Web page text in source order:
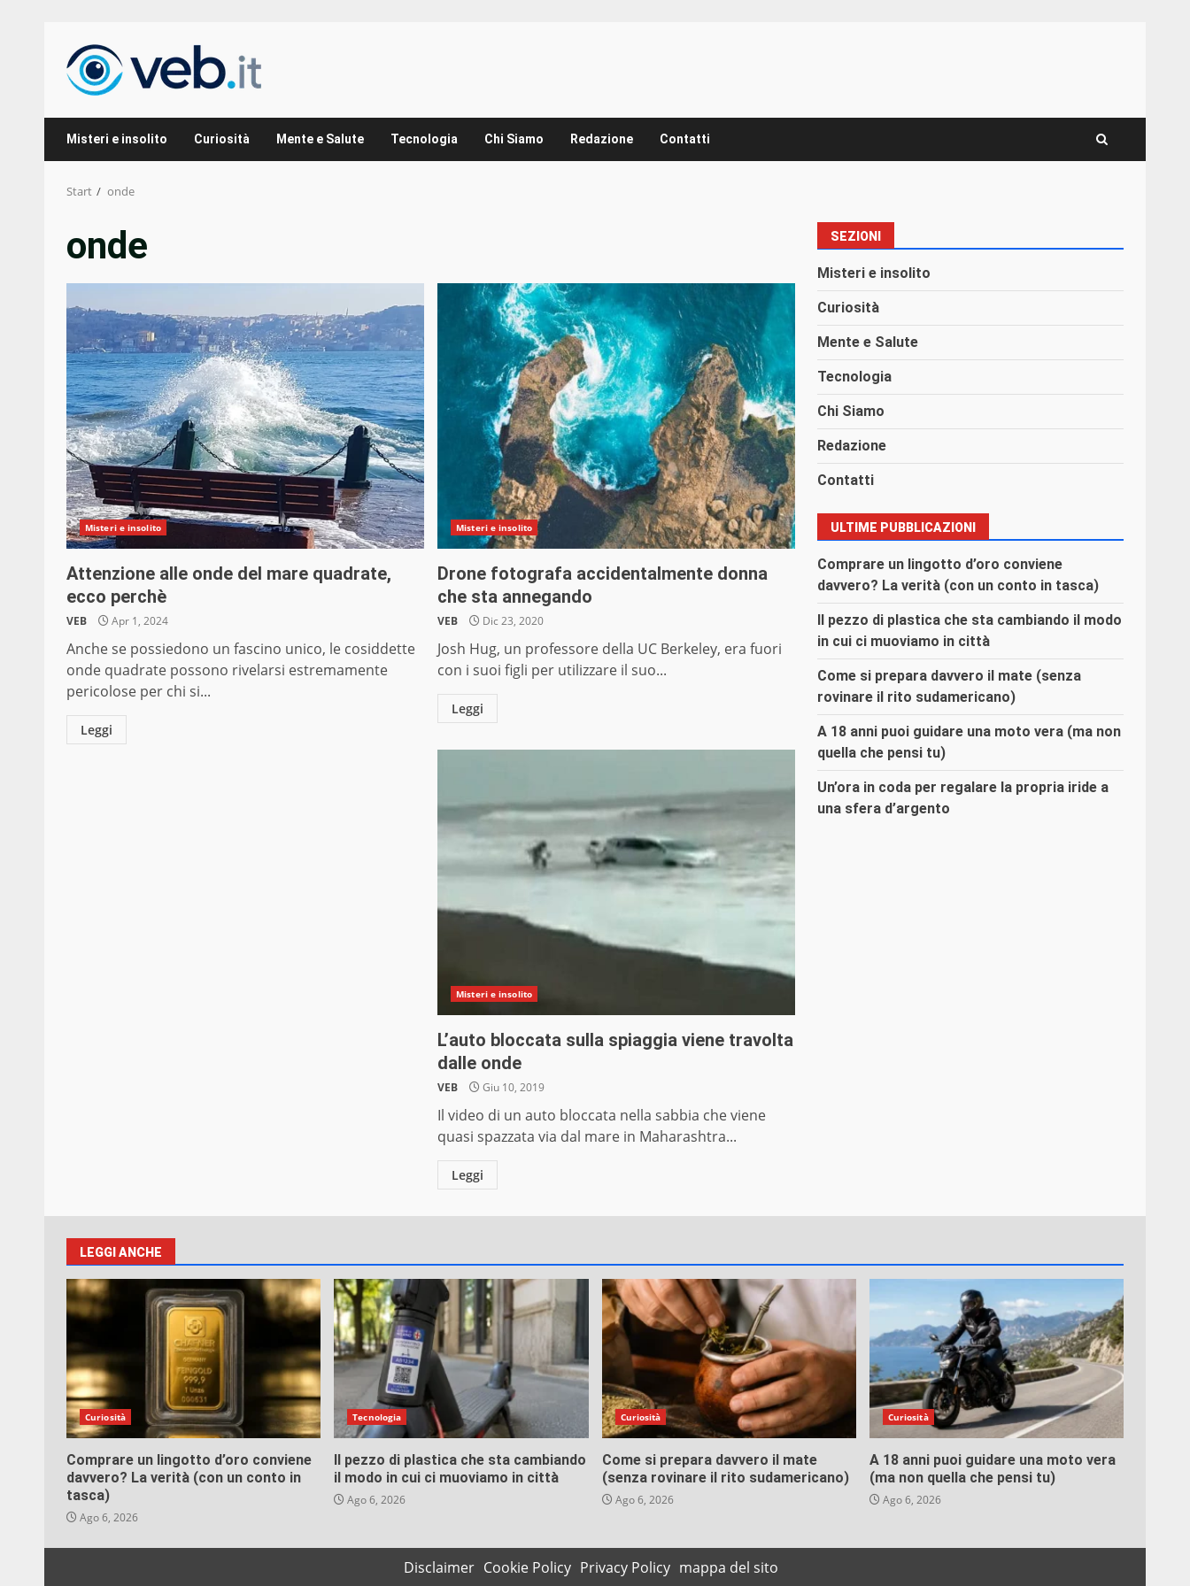
Inhalt
springen
Misteri e insolito Curiosità Mente e Salute Tecnologia Chi Siamo Redazione Contatti
Start onde
onde
Misteri e insolito
Attenzione alle onde del mare quadrate,
ecco perchè
VEB Apr 1, 2024
Anche se possiedono un fascino unico, le cosiddette
onde quadrate possono rivelarsi estremamente
pericolose per chi si...
Leggi
Misteri e insolito
Drone fotografa accidentalmente donna
che sta annegando
VEB Dic 23, 2020
Josh Hug, un professore della UC Berkeley, era fuori
con i suoi figli per utilizzare il suo...
Leggi
Misteri e insolito
L’auto bloccata sulla spiaggia viene travolta
dalle onde
VEB Giu 10, 2019
Il video di un auto bloccata nella sabbia che viene
quasi spazzata via dal mare in Maharashtra...
Leggi
SEZIONI
Misteri e insolito
Curiosità
Mente e Salute
Tecnologia
Chi Siamo
Redazione
Contatti
ULTIME PUBBLICAZIONI
Comprare un lingotto d’oro conviene
davvero? La verità (con un conto in tasca)
Il pezzo di plastica che sta cambiando il modo
in cui ci muoviamo in città
Come si prepara davvero il mate (senza
rovinare il rito sudamericano)
A 18 anni puoi guidare una moto vera (ma non
quella che pensi tu)
Un’ora in coda per regalare la propria iride a
una sfera d’argento
LEGGI ANCHE
Curiosità
Comprare un lingotto d’oro conviene
davvero? La verità (con un conto in
tasca)
Ago 6, 2026
Tecnologia
Il pezzo di plastica che sta cambiando
il modo in cui ci muoviamo in città
Ago 6, 2026
Curiosità
Come si prepara davvero il mate
(senza rovinare il rito sudamericano)
Ago 6, 2026
Curiosità
A 18 anni puoi guidare una moto vera
(ma non quella che pensi tu)
Ago 6, 2026
Disclaimer Cookie Policy Privacy Policy mappa del sito